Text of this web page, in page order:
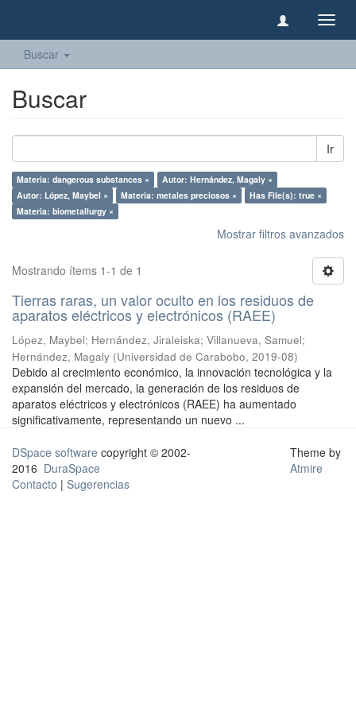
Buscar
Buscar
Ir
Materia: dangerous substances ×
Autor: Hernández, Magaly ×
Autor: López, Maybel ×
Materia: metales preciosos ×
Has File(s): true ×
Materia: biometallurgy ×
Mostrar filtros avanzados
Mostrando ítems 1-1 de 1
Tierras raras, un valor oculto en los residuos de
aparatos eléctricos y electrónicos (RAEE)
López, Maybel; Hernández, Jiraleiska; Villanueva, Samuel;
Hernández, Magaly (Universidad de Carabobo, 2019-08)
Debido al crecimiento económico, la innovación tecnológica y la
expansión del mercado, la generación de los residuos de
aparatos eléctricos y electrónicos (RAEE) ha aumentado
significativamente, representando un nuevo ...
DSpace software copyright © 2002-
2016 DuraSpace
Contacto | Sugerencias
Theme by
Atmire